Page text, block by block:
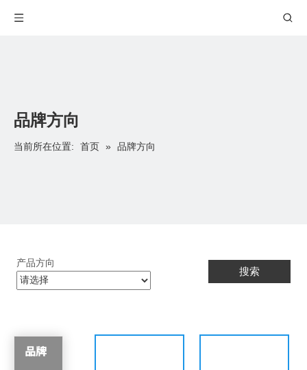
品牌方向
当前所在位置: 首页 » 品牌方向
产品方向
搜索
品牌